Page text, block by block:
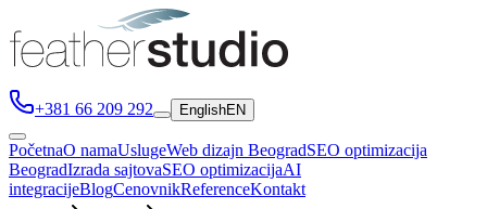
+381 66 209 292 EnglishEN
PočetnaO namaUslugeWeb dizajn BeogradSEO optimizacija
BeogradIzrada sajtovaSEO optimizacijaAI
integracijeBlogCenovnikReferenceKontakt